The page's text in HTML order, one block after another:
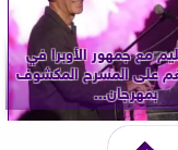
مع جمهور الأوبرا في
على المسرح المكشوف
بمهرجان...